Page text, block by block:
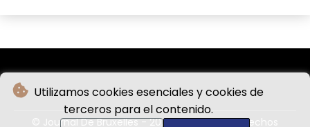
Utilizamos cookies esenciales y cookies de
terceros para el contenido.
© Journal De Bruxelles - 2026 - Todos los derechos